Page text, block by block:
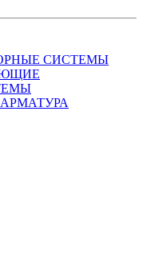
СИСТЕМЫ